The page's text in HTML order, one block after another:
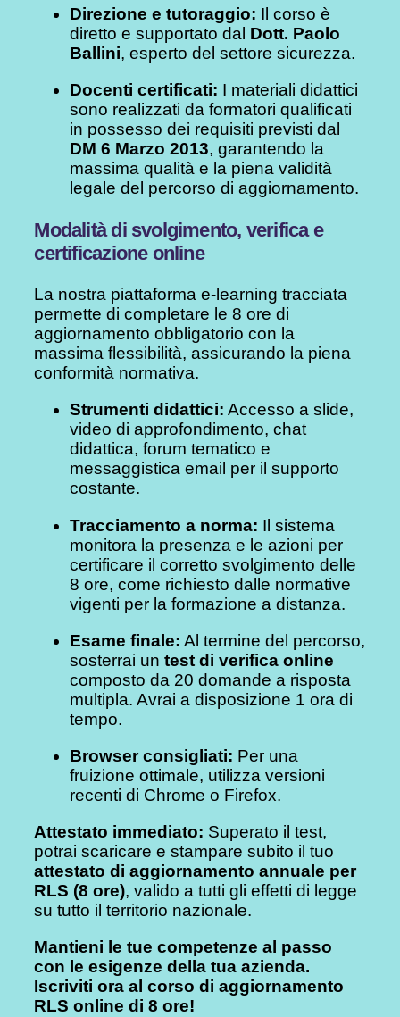
Direzione e tutoraggio: Il corso è
diretto e supportato dal Dott. Paolo
Ballini, esperto del settore sicurezza.
Docenti certificati: I materiali didattici
sono realizzati da formatori qualificati
in possesso dei requisiti previsti dal
DM 6 Marzo 2013, garantendo la
massima qualità e la piena validità
legale del percorso di aggiornamento.
Modalità di svolgimento, verifica e
certificazione online
La nostra piattaforma e-learning tracciata
permette di completare le 8 ore di
aggiornamento obbligatorio con la
massima flessibilità, assicurando la piena
conformità normativa.
Strumenti didattici: Accesso a slide,
video di approfondimento, chat
didattica, forum tematico e
messaggistica email per il supporto
costante.
Tracciamento a norma: Il sistema
monitora la presenza e le azioni per
certificare il corretto svolgimento delle
8 ore, come richiesto dalle normative
vigenti per la formazione a distanza.
Esame finale: Al termine del percorso,
sosterrai untest di verifica online
composto da 20 domande a risposta
multipla. Avrai a disposizione 1 ora di
tempo.
Browser consigliati: Per una
fruizione ottimale, utilizza versioni
recenti di Chrome o Firefox.
Attestato immediato: Superato il test,
potrai scaricare e stampare subito il tuo
attestato di aggiornamento annuale per
RLS (8 ore), valido a tutti gli effetti di legge
su tutto il territorio nazionale.
Mantieni le tue competenze al passo
con le esigenze della tua azienda.
Iscriviti ora al corso di aggiornamento
RLS online di 8 ore!